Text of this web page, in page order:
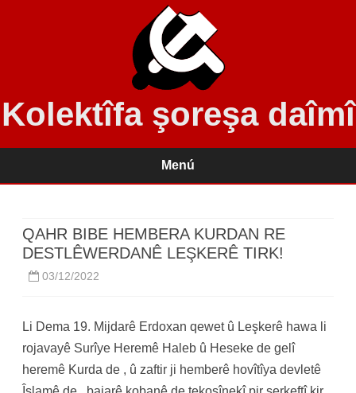
Kolektîfa şoreşa daîmî
Menú
QAHR BIBE HEMBERA KURDAN RE
DESTLÊWERDANÊ LEŞKERÊ TIRK!
03/12/2022
Li Dema 19. Mijdarê Erdoxan qewet û Leşkerê hawa li
rojavayê Surîye Heremê Haleb û Heseke de gelî
heremê Kurda de , û zaftir ji hemberê hovîtîya devletê